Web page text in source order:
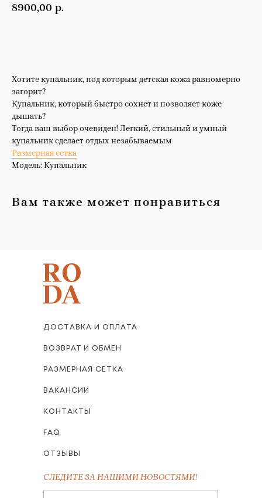
8900,00 р.
Хотите купальник, под которым детская кожа равномерно
загорит?
Купальник, который быстро сохнет и позволяет коже
дышать?
Тогда ваш выбор очевиден! Легкий, стильный и умный
купальник сделает отдых незабываемым
Размерная сетка
Модель: Купальник
Вам также может понравиться
РАЗМЕРНАЯ СЕТКА
ДОСТАВКА И ОПЛАТА
КОНТАКТЫ
FAQ
ОТЗЫВЫ
СЛЕДИТЕ ЗА НАШИМИ НОВОСТЯМИ!
ВОЗВРАТ И ОБМЕН
ВАКАНСИИ